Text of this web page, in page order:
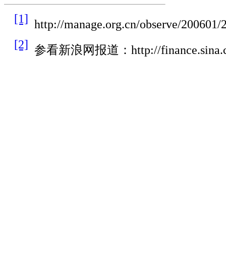
[1] http://manage.org.cn/observe/200601/
[2] 参看新浪网报道： http://